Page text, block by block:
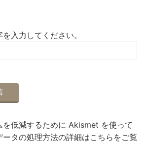
入力してください。
を低減するために Akismet を使って
ータの処理方法の詳細はこちらをご覧